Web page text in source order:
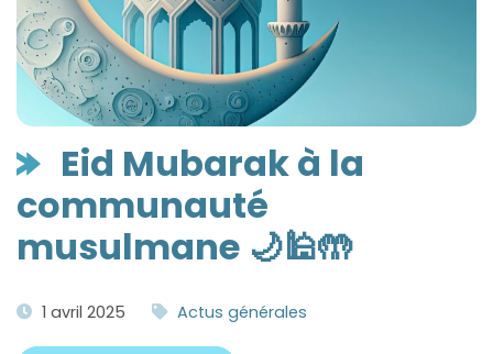
Eid Mubarak à la
communauté
musulmane 🌙🕌🤲
1 avril 2025 Actus générales